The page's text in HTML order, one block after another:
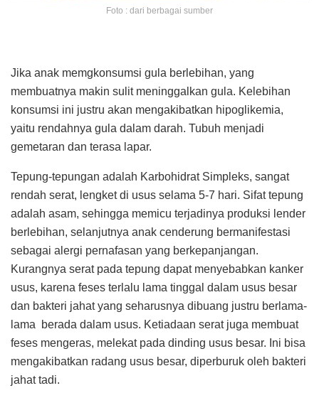
Foto : dari berbagai sumber
Jika anak memgkonsumsi gula berlebihan, yang
membuatnya makin sulit meninggalkan gula. Kelebihan
konsumsi ini justru akan mengakibatkan hipoglikemia,
yaitu rendahnya gula dalam darah. Tubuh menjadi
gemetaran dan terasa lapar.
Tepung-tepungan adalah Karbohidrat Simpleks, sangat
rendah serat, lengket di usus selama 5-7 hari. Sifat tepung
adalah asam, sehingga memicu terjadinya produksi lender
berlebihan, selanjutnya anak cenderung bermanifestasi
sebagai alergi pernafasan yang berkepanjangan.
Kurangnya serat pada tepung dapat menyebabkan kanker
usus, karena feses terlalu lama tinggal dalam usus besar
dan bakteri jahat yang seharusnya dibuang justru berlama-
lama berada dalam usus. Ketiadaan serat juga membuat
feses mengeras, melekat pada dinding usus besar. Ini bisa
mengakibatkan radang usus besar, diperburuk oleh bakteri
jahat tadi.